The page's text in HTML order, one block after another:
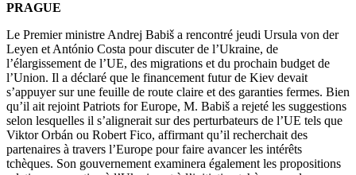
PRAGUE
Le Premier ministre Andrej Babiš a rencontré jeudi Ursula von der
Leyen et António Costa pour discuter de l’Ukraine, de
l’élargissement de l’UE, des migrations et du prochain budget de
l’Union. Il a déclaré que le financement futur de Kiev devait
s’appuyer sur une feuille de route claire et des garanties fermes. Bien
qu’il ait rejoint Patriots for Europe, M. Babiš a rejeté les suggestions
selon lesquelles il s’alignerait sur des perturbateurs de l’UE tels que
Viktor Orbán ou Robert Fico, affirmant qu’il recherchait des
partenaires à travers l’Europe pour faire avancer les intérêts
tchèques. Son gouvernement examinera également les propositions